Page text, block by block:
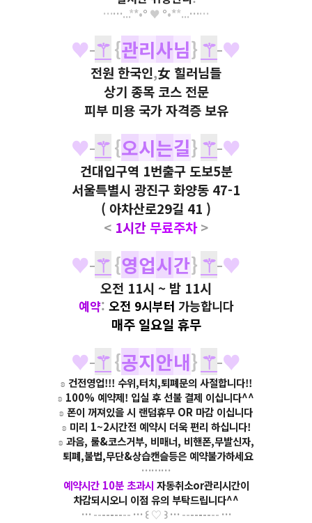
……...**•° ♥ °•**...……
♥ ⚚{관리사님} ⚚ ♥
전원 한국인,女 힐러님들
상기 종목 코스 전문
피부 미용 국가 자격증 보유
♥ ⚚{오시는길} ⚚ ♥
건대입구역 1번출구 도보5분
서울특별시 광진구 화양동 47-1
( 아차산로29길 41 )
< 1 시간 무료주차 >
♥ ⚚{영업시간} ⚚ ♥
오전 11시 ~ 밤 11시
예약: 오전 9시부터 가능합니다
매주 일요일 휴무
♥ ⚚{공지안내} ⚚ ♥
ʚ 건전영업!!! 수위,터치,퇴폐문의 사절합니다!!
ʚ 100% 예약제! 입실 후 선불 결제 이십니다^^
ʚ 폰이 꺼져있을 시 랜덤휴무 OR 마감 이십니다
ʚ 미리 1~2시간전 예약시 더욱 편리 하십니다!
ʚ 과음, 룰&코스거부, 비매너, 비핸폰,무발신자,
퇴폐,불법,무단&상습캔슬등은 예약불가하세요
………
예약시간 10분 초과시 자동취소or관리시간이
차감되시오니 이점 유의 부탁드립니다^^
… --------- … ꒰♡ ꒱ … --------- …